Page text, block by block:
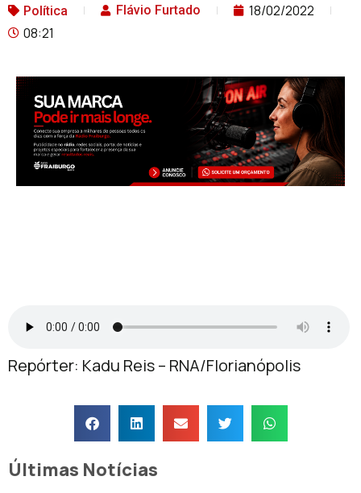
Política Flávio Furtado
18/02/2022
08:21
Repórter: Kadu Reis – RNA/Florianópolis
Últimas Notícias